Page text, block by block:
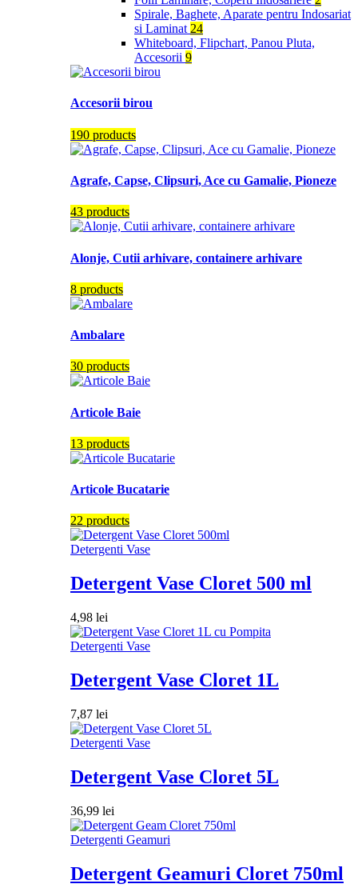
Spirale, Baghete, Aparate pentru Indosariat
si Laminat 24
Whiteboard, Flipchart, Panou Pluta,
Accesorii 9
Accesorii birou
190 products
Agrafe, Capse, Clipsuri, Ace cu Gamalie, Pioneze
43 products
Alonje, Cutii arhivare, containere arhivare
8 products
Ambalare
30 products
Articole Baie
13 products
Articole Bucatarie
22 products
Detergenti Vase
Detergent Vase Cloret 500 ml
4,98 lei
Detergenti Vase
Detergent Vase Cloret 1L
7,87 lei
Detergenti Vase
Detergent Vase Cloret 5L
36,99 lei
Detergenti Geamuri
Detergent Geamuri Cloret 750ml